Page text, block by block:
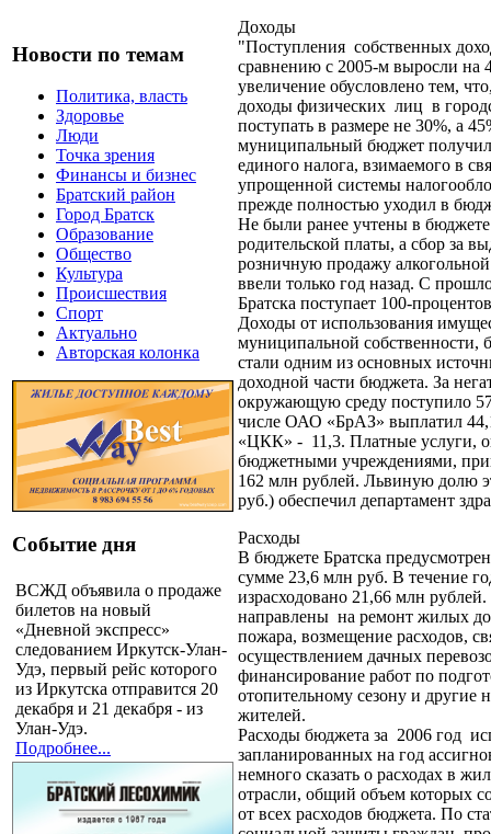
Новости по темам
Политика, власть
Здоровье
Люди
Точка зрения
Финансы и бизнес
Братский район
Город Братск
Образование
Общество
Культура
Происшествия
Спорт
Актуально
Авторская колонка
Событие дня
ВСЖД объявила о продаже
билетов на новый
«Дневной экспресс»
следованием Иркутск-Улан-
Удэ, первый рейс которого
из Иркутска отправится 20
декабря и 21 декабря - из
Улан-Удэ.
Подробнее...
Доходы
"Поступления собственных
сравнению с 2005-м выросли на
увеличение обусловлено тем,
доходы физических лиц в
поступать в размере не 30%, а
муниципальный бюджет получил
единого налога, взимаемого в
упрощенной системы
прежде полностью уходил в
Не были ранее учтены в
родительской платы, а сбор за
розничную продажу
ввели только год назад. С
Братска поступает 100-
Доходы от использования
муниципальной собственности,
стали одним из основных
доходной части бюджета. За
окружающую среду поступило
числе ОАО «БрАЗ» выплатил
«ЦКК» - 11,3. Платные услуги,
бюджетными учреждениями,
162 млн рублей. Львиную долю
руб.) обеспечил департамент
Расходы
В бюджете Братска
сумме 23,6 млн руб. В течение
израсходовано 21,66 млн
направлены на ремонт жилых
пожара, возмещение расходов,
осуществлением дачных
финансирование работ по
отопительному сезону и другие
жителей.
Расходы бюджета за 2006 год
запланированных на год
немного сказать о расходах в
отрасли, общий объем которых
от всех расходов бюджета. По